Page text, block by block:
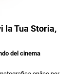
la Tua Storia,
del cinema